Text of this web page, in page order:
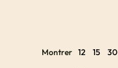
Montrer 12 15 30